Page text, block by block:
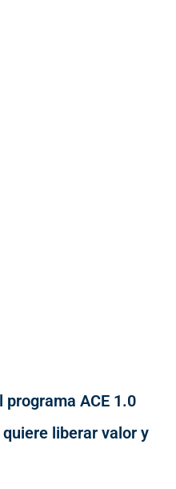
ACE 1.0
liberar valor y